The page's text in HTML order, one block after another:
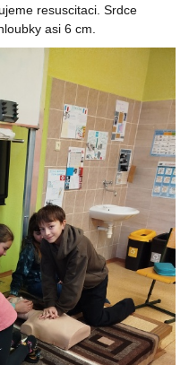
resuscitaci. Srdce
asi 6 cm.